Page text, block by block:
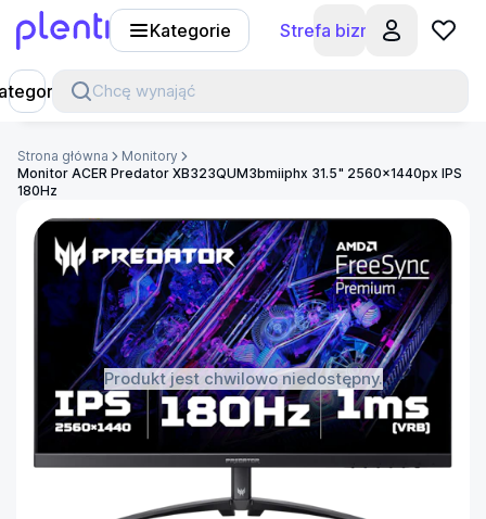
Kategorie Strefa biznesu
Chcę wynająć
Strona główna
Monitory
Monitor ACER Predator XB323QUM3bmiiphx 31.5" 2560x1440px IPS
180Hz
Produkt jest chwilowo niedostępny.